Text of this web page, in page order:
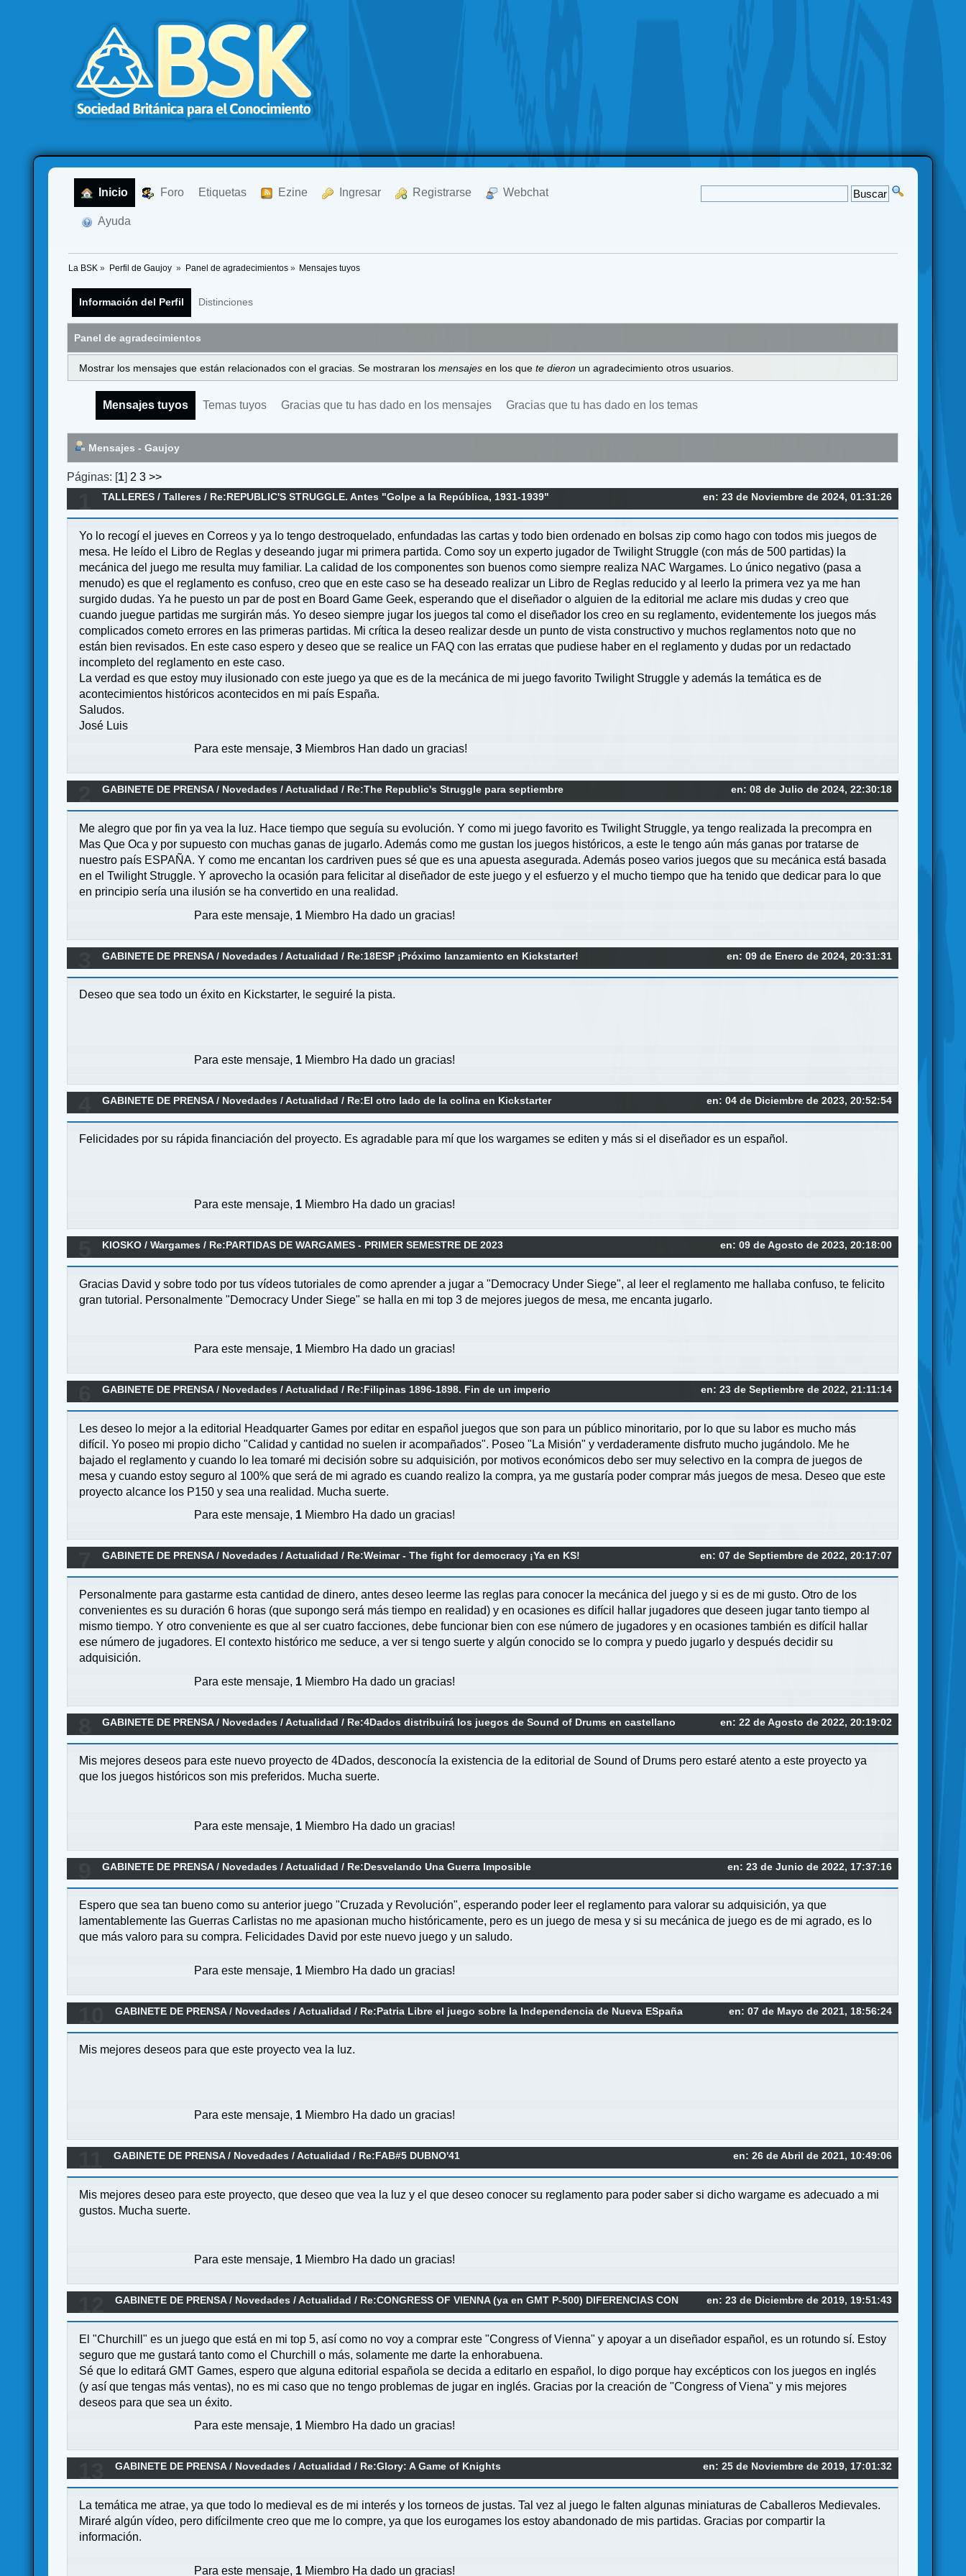
Inicio Foro Etiquetas Ezine Ingresar Registrarse Webchat
Ayuda
La BSK » Perfil de Gaujoy » Panel de agradecimientos» Mensajes tuyos
Información del Perfil Distinciones
Panel de agradecimientos
Mostrar los mensajes que están relacionados con el gracias. Se mostraran los mensajes en los que te dieron un agradecimiento otros usuarios.
Mensajes tuyos Temas tuyos Gracias que tu has dado en los mensajes Gracias que tu has dado en los temas
Mensajes - Gaujoy
Páginas: [1] 2 3 >>
en: 23 de Noviembre de 2024, 01:31:26
TALLERES /Talleres / Re:REPUBLIC'S STRUGGLE. Antes "Golpe a la República, 1931-1939"
Yo lo recogí el jueves en Correos y ya lo tengo destroquelado, enfundadas las cartas y todo bien ordenado en bolsas zip como hago con todos mis juegos de
mesa. He leído el Libro de Reglas y deseando jugar mi primera partida. Como soy un experto jugador de Twilight Struggle (con más de 500 partidas) la
mecánica del juego me resulta muy familiar. La calidad de los componentes son buenos como siempre realiza NAC Wargames. Lo único negativo (pasa a
menudo) es que el reglamento es confuso, creo que en este caso se ha deseado realizar un Libro de Reglas reducido y al leerlo la primera vez ya me han
surgido dudas. Ya he puesto un par de post en Board Game Geek, esperando que el diseñador o alguien de la editorial me aclare mis dudas y creo que
cuando juegue partidas me surgirán más. Yo deseo siempre jugar los juegos tal como el diseñador los creo en su reglamento, evidentemente los juegos más
complicados cometo errores en las primeras partidas. Mi crítica la deseo realizar desde un punto de vista constructivo y muchos reglamentos noto que no
están bien revisados. En este caso espero y deseo que se realice un FAQ con las erratas que pudiese haber en el reglamento y dudas por un redactado
incompleto del reglamento en este caso.
La verdad es que estoy muy ilusionado con este juego ya que es de la mecánica de mi juego favorito Twilight Struggle y además la temática es de
acontecimientos históricos acontecidos en mi país España.
Saludos.
José Luis
Para este mensaje,3 Miembros Han dado un gracias!
en: 08 de Julio de 2024, 22:30:18
GABINETE DE PRENSA/ Novedades / Actualidad / Re:The Republic's Struggle para septiembre
Me alegro que por fin ya vea la luz. Hace tiempo que seguía su evolución. Y como mi juego favorito es Twilight Struggle, ya tengo realizada la precompra en
Mas Que Oca y por supuesto con muchas ganas de jugarlo. Además como me gustan los juegos históricos, a este le tengo aún más ganas por tratarse de
nuestro país ESPAÑA. Y como me encantan los cardriven pues sé que es una apuesta asegurada. Además poseo varios juegos que su mecánica está basada
en el Twilight Struggle. Y aprovecho la ocasión para felicitar al diseñador de este juego y el esfuerzo y el mucho tiempo que ha tenido que dedicar para lo que
en principio sería una ilusión se ha convertido en una realidad.
Para este mensaje, 1 Miembro Ha dado un gracias!
en: 09 de Enero de 2024, 20:31:31
GABINETE DE PRENSA/ Novedades / Actualidad / Re:18ESP ¡Próximo lanzamiento en Kickstarter!
Deseo que sea todo un éxito en Kickstarter, le seguiré la pista.
Para este mensaje, 1 Miembro Ha dado un gracias!
en: 04 de Diciembre de 2023, 20:52:54
GABINETE DE PRENSA/ Novedades / Actualidad / Re:El otro lado de la colina en Kickstarter
Felicidades por su rápida financiación del proyecto. Es agradable para mí que los wargames se editen y más si el diseñador es un español.
Para este mensaje, 1 Miembro Ha dado un gracias!
en: 09 de Agosto de 2023, 20:18:00
KIOSKO /Wargames / Re:PARTIDAS DE WARGAMES - PRIMER SEMESTRE DE 2023
Gracias David y sobre todo por tus vídeos tutoriales de como aprender a jugar a "Democracy Under Siege", al leer el reglamento me hallaba confuso, te felicito
gran tutorial. Personalmente "Democracy Under Siege" se halla en mi top 3 de mejores juegos de mesa, me encanta jugarlo.
Para este mensaje, 1 Miembro Ha dado un gracias!
en: 23 de Septiembre de 2022, 21:11:14
GABINETE DE PRENSA/ Novedades / Actualidad / Re:Filipinas 1896-1898. Fin de un imperio
Les deseo lo mejor a la editorial Headquarter Games por editar en español juegos que son para un público minoritario, por lo que su labor es mucho más
difícil. Yo poseo mi propio dicho "Calidad y cantidad no suelen ir acompañados". Poseo "La Misión" y verdaderamente disfruto mucho jugándolo. Me he
bajado el reglamento y cuando lo lea tomaré mi decisión sobre su adquisición, por motivos económicos debo ser muy selectivo en la compra de juegos de
mesa y cuando estoy seguro al 100% que será de mi agrado es cuando realizo la compra, ya me gustaría poder comprar más juegos de mesa. Deseo que este
proyecto alcance los P150 y sea una realidad. Mucha suerte.
Para este mensaje, 1 Miembro Ha dado un gracias!
en: 07 de Septiembre de 2022, 20:17:07
GABINETE DE PRENSA/ Novedades / Actualidad / Re:Weimar - The fight for democracy ¡Ya en KS!
Personalmente para gastarme esta cantidad de dinero, antes deseo leerme las reglas para conocer la mecánica del juego y si es de mi gusto. Otro de los
convenientes es su duración 6 horas (que supongo será más tiempo en realidad) y en ocasiones es difícil hallar jugadores que deseen jugar tanto tiempo al
mismo tiempo. Y otro conveniente es que al ser cuatro facciones, debe funcionar bien con ese número de jugadores y en ocasiones también es difícil hallar
ese número de jugadores. El contexto histórico me seduce, a ver si tengo suerte y algún conocido se lo compra y puedo jugarlo y después decidir su
adquisición.
Para este mensaje, 1 Miembro Ha dado un gracias!
en: 22 de Agosto de 2022, 20:19:02
GABINETE DE PRENSA/ Novedades / Actualidad / Re:4Dados distribuirá los juegos de Sound of Drums en castellano
Mis mejores deseos para este nuevo proyecto de 4Dados, desconocía la existencia de la editorial de Sound of Drums pero estaré atento a este proyecto ya
que los juegos históricos son mis preferidos. Mucha suerte.
Para este mensaje, 1 Miembro Ha dado un gracias!
en: 23 de Junio de 2022, 17:37:16
GABINETE DE PRENSA/ Novedades / Actualidad / Re:Desvelando Una Guerra Imposible
Espero que sea tan bueno como su anterior juego "Cruzada y Revolución", esperando poder leer el reglamento para valorar su adquisición, ya que
lamentablemente las Guerras Carlistas no me apasionan mucho históricamente, pero es un juego de mesa y si su mecánica de juego es de mi agrado, es lo
que más valoro para su compra. Felicidades David por este nuevo juego y un saludo.
Para este mensaje, 1 Miembro Ha dado un gracias!
en: 07 de Mayo de 2021, 18:56:24
GABINETE DE PRENSA/ Novedades / Actualidad / Re:Patria Libre el juego sobre la Independencia de Nueva ESpaña
Mis mejores deseos para que este proyecto vea la luz.
Para este mensaje, 1 Miembro Ha dado un gracias!
en: 26 de Abril de 2021, 10:49:06
GABINETE DE PRENSA/ Novedades / Actualidad / Re:FAB#5 DUBNO'41
Mis mejores deseo para este proyecto, que deseo que vea la luz y el que deseo conocer su reglamento para poder saber si dicho wargame es adecuado a mi
gustos. Mucha suerte.
Para este mensaje, 1 Miembro Ha dado un gracias!
en: 23 de Diciembre de 2019, 19:51:43
GABINETE DE PRENSA/ Novedades / Actualidad / Re:CONGRESS OF VIENNA (ya en GMT P-500) DIFERENCIAS CON
CHURCHILL
El "Churchill" es un juego que está en mi top 5, así como no voy a comprar este "Congress of Vienna" y apoyar a un diseñador español, es un rotundo sí. Estoy
seguro que me gustará tanto como el Churchill o más, solamente me darte la enhorabuena.
Sé que lo editará GMT Games, espero que alguna editorial española se decida a editarlo en español, lo digo porque hay excépticos con los juegos en inglés
(y así que tengas más ventas), no es mi caso que no tengo problemas de jugar en inglés. Gracias por la creación de "Congress of Viena" y mis mejores
deseos para que sea un éxito.
Para este mensaje, 1 Miembro Ha dado un gracias!
en: 25 de Noviembre de 2019, 17:01:32
GABINETE DE PRENSA/ Novedades / Actualidad / Re:Glory: A Game of Knights
La temática me atrae, ya que todo lo medieval es de mi interés y los torneos de justas. Tal vez al juego le falten algunas miniaturas de Caballeros Medievales.
Miraré algún vídeo, pero difícilmente creo que me lo compre, ya que los eurogames los estoy abandonado de mis partidas. Gracias por compartir la
información.
Para este mensaje, 1 Miembro Ha dado un gracias!